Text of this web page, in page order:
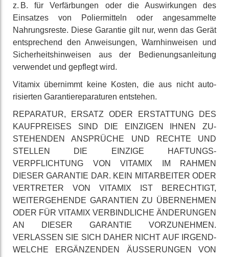
z. B. für Ver­färbungen oder die Aus­wirkungen des
Einsatzes von Polier­mitteln oder an­gesammelte
Nahrungs­reste. Diese Garantie gilt nur, wenn das Gerät
ent­sprechend den An­weisungen, Warn­hinweisen und
Sicherheits­hinweisen aus der Be­dienungs­anleitung
verwendet und gepflegt wird.
Vitamix übernimmt keine Kosten, die aus nicht auto­
risierten Garantie­reparaturen entstehen.
REPARATUR, ERSATZ ODER ER­STATTUNG DES
KAUF­PREISES SIND DIE EINZIGEN IHNEN ZU­
STEHENDEN ANSPRÜCHE UND RECHTE UND
STELLEN DIE EINZIGE HAFTUNGS­
VERPFLICHTUNG VON VITAMIX IM RAHMEN
DIESER GARANTIE DAR. KEIN MIT­ARBEITER ODER
VERTRETER VON VITAMIX IST BE­RECHTIGT,
WEITER­GEHENDE GARANTIEN ZU ÜBER­NEHMEN
ODER FÜR VITAMIX VERBIND­LICHE ÄNDERUNGEN
AN DIESER GARANTIE VOR­ZUNEHMEN.
VERLASSEN SIE SICH DAHER NICHT AUF IRGEND­
WELCHE ER­GÄNZENDEN ÄUSSERUNGEN VON